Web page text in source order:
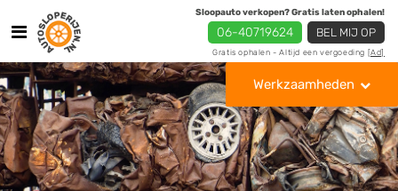
Sloopauto verkopen? Gratis laten ophalen!
06-40719624 BEL MIJ OP
Gratis ophalen - Altijd een vergoeding [Ad]
Werkzaamheden